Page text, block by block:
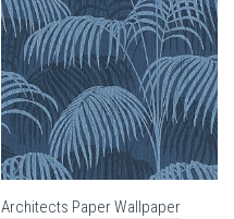
Architects Paper Wallpaper